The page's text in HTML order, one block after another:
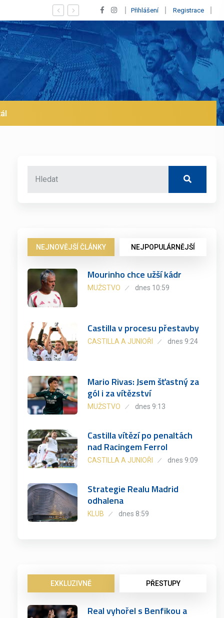
Vypískaný Vinícius! Blíží se jeho odchod z Realu a pustí
Přihlášení Registrace
NEJNOVĚJŠÍ ČLÁNKY NEJPOPULÁRNĚJŠÍ
Mourinho chce užší kádr
MUŽSTVO dnes 10:59
Castilla v procesu přestavby
CASTILLA A JUNIOŘI dnes 9:24
Mario Rivas: Jsem šťastný za
gól i za vítězství
MUŽSTVO dnes 9:13
Castilla vítězí po penaltách
nad Racingem Ferrol
CASTILLA A JUNIOŘI dnes 9:09
Strategie Realu Madrid
odhalena
KLUB dnes 8:59
EXKLUZIVNĚ PŘESTUPY
Real vyhořel s Benfikou a